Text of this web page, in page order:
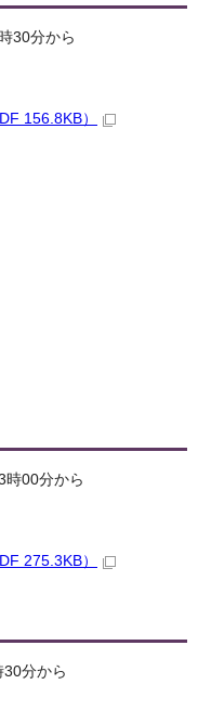
30分から
156.8KB）
00分から
275.3KB）
分から